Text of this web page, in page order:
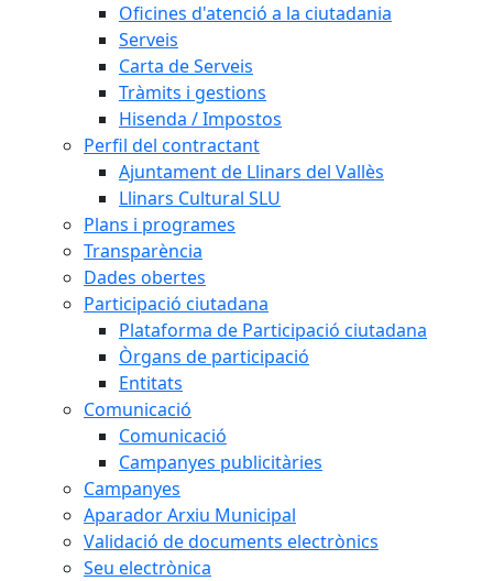
Oficines d'atenció a la ciutadania
Serveis
Carta de Serveis
Tràmits i gestions
Hisenda / Impostos
Perfil del contractant
Ajuntament de Llinars del Vallès
Llinars Cultural SLU
Plans i programes
Transparència
Dades obertes
Participació ciutadana
Plataforma de Participació ciutadana
Òrgans de participació
Entitats
Comunicació
Comunicació
Campanyes publicitàries
Campanyes
Aparador Arxiu Municipal
Validació de documents electrònics
Seu electrònica